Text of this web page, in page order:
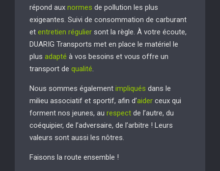
répond aux normes de pollution les plus
exigeantes. Suivi de consommation de carburant
et entretien régulier sont la règle. À votre écoute,
DUARIG Transports met en place le matériel le
plus adapté à vos besoins et vous offre un
transport de qualité.
Nous sommes également impliqués dans le
milieu associatif et sportif, afin d’aider ceux qui
forment nos jeunes, au respect de l’autre, du
coéquipier, de l’adversaire, de l’arbitre ! Leurs
valeurs sont aussi les nôtres.
Faisons la route ensemble !